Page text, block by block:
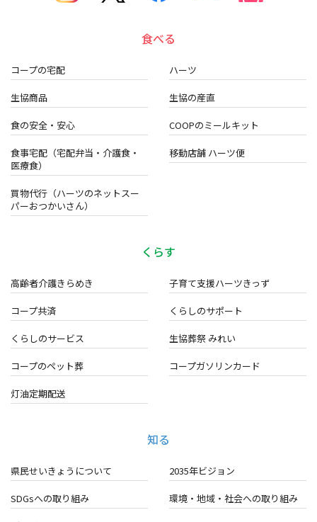
食べる
コープの宅配 ハーツ
生協商品 生協の産直
食の安全・安心 COOPのミールキット
食事宅配（宅配弁当・介護食・
医療食）
移動店舗 ハーツ便
買物代行（ハーツのネットスー
パーおつかいさん）
くらす
高齢者介護きらめき 子育て支援ハーツきっず
コープ共済 くらしのサポート
くらしのサービス 生協葬祭 みれい
コープのペット葬 コープガソリンカード
灯油定期配送
知る
県民せいきょうについて 2035年ビジョン
SDGsへの取り組み 環境・地域・ 社会への取り組み